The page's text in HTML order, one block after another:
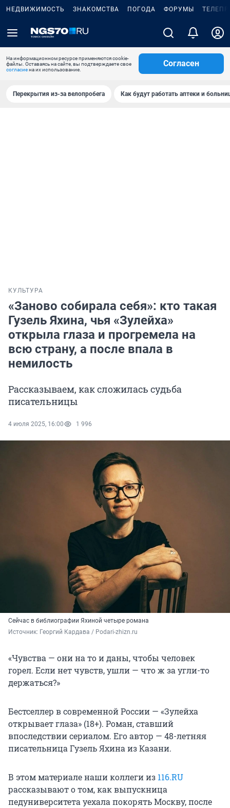
НЕДВИЖИМОСТЬ ЗНАКОМСТВА ПОГОДА ФОРУМЫ
На информационном ресурсе применяются cookie-
файлы. Оставаясь на сайте, вы подтверждаете свое
согласиена их использование.
Согласен
Перекрытия из-за велопробега Как будут работать аптеки и
КУЛЬТУРА
«Заново собирала себя»: кто такая
Гузель Яхина, чья «Зулейха»
открыла глаза и прогремела на
всю страну, а после впала в
немилость
Рассказываем, как сложилась судьба
писательницы
4 июля 2025, 16:00 1 996
Сейчас в библиографии Яхиной четыре романа
Источник: Георгий Кардава / Podari-zhizn.ru
«Чувства — они на то и даны, чтобы человек
горел. Если нет чувств, ушли — что ж за угли-то
держаться?»
Бестселлер в современной России — «Зулейха
открывает глаза» (18+). Роман, ставший
впоследствии сериалом. Его автор — 48-летняя
писательница Гузель Яхина из Казани.
В этом материале наши коллеги из 116.RU
рассказывают о том, как выпускница
педуниверситета уехала покорять Москву, после